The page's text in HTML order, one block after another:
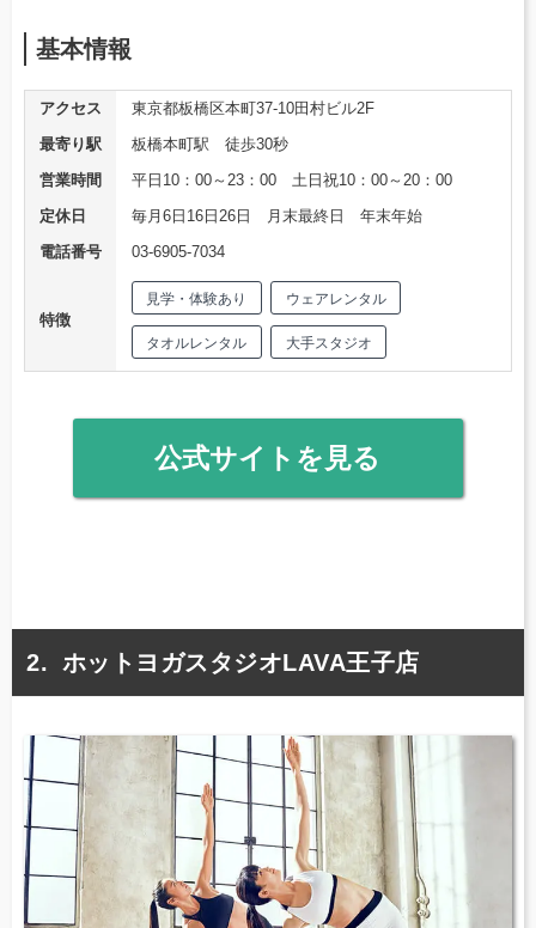
基本情報
アクセス
東京都板橋区本町37-10田村ビル2F
最寄り駅
板橋本町駅 徒歩30秒
営業時間
平日10：00～23：00 土日祝10：00～20：00
定休日
毎月6日16日26日 月末最終日 年末年始
電話番号
03-6905-7034
特徴
見学・体験あり ウェアレンタル
タオルレンタル 大手スタジオ
公式サイトを見る
ホットヨガスタジオLAVA王子店